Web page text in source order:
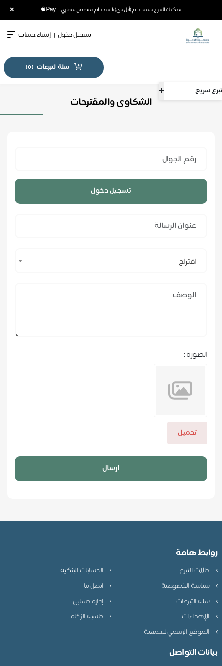
يمكنك التبرع باستخدام (أبل باي) باستخدام متصفح سفاري
تسجيل دخول | إنشاء حساب
سلة التبرعات (
0
)
الشكاوى والمقترحات
تسجيل دخول
اقتراح
الصورة :
تحميل
ارسال
هامة
التبرع
الحسابات البنكية
الخصوصية
اتصل بنا
التبرعات
إدارة حسابي
حاسبة الزكاة
الرسمي للجمعية
التواصل